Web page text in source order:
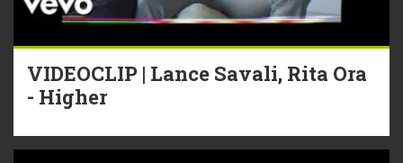
VIDEOCLIP | Lance Savali, Rita Ora
- Higher